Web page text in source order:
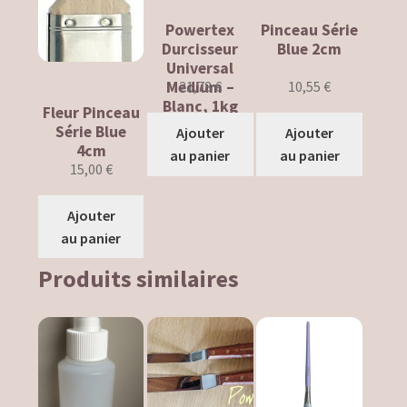
Contact us
General Conditions of Sale and Use
How to pay
My subscriber profile
My wishes !
Order Validation
Fleur Pinceau
Série Blue
4cm
15,00 €
Ajouter
au panier
Powertex
Durcisseur
Universal
Medium –
Blanc, 1kg
21,78€
Ajouter
au panier
Pinceau Série
Blue 2cm
10,55€
Ajouter
au panier
Produits similaires